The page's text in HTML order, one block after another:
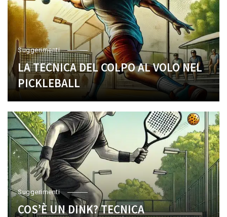
Suggerimenti
LA TECNICA DEL COLPO AL VOLO NEL
PICKLEBALL
Suggerimenti
COS’È UN DINK? TECNICA